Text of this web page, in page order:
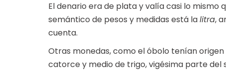
El denario era de plata y valía casi lo mismo
semántico de pesos y medidas está lalitra,
cuenta.
Otras monedas, como el óbolo tenían
catorce y medio de trigo, vigésima parte del